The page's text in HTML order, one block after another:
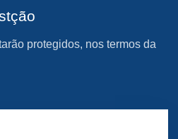
protegidos, nos termos da